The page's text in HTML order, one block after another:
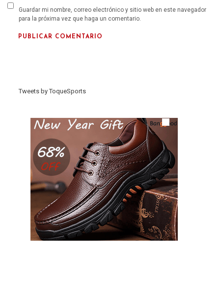
Guardar mi nombre, correo electrónico y sitio web en este navegador
para la próxima vez que haga un comentario.
Tweets by ToqueSports